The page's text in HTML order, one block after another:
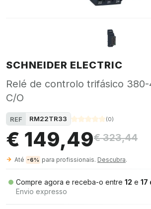
SCHNEIDER ELECTRIC
Relé de controlo trifásico 380-
C/O
REF RM22TR33 (0)
€ 149,49€ 323,44
Até -6% para profissionais. Descubra.
Compre agora e receba-o entre 12 e 17
Envio expresso